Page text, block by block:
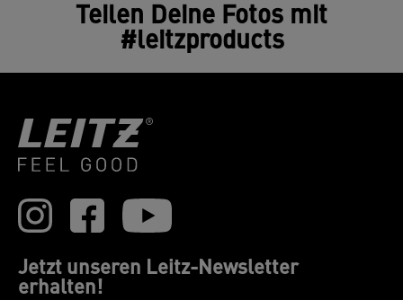
Teilen Deine Fotos mit
#leitzproducts
Jetzt unseren Leitz-Newsletter
erhalten!